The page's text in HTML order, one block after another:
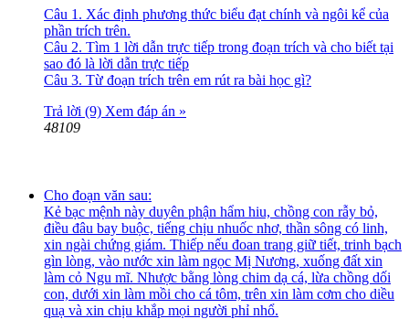
Câu 1. Xác định phương thức biểu đạt chính và ngôi kể của
phần trích trên.
Câu 2. Tìm 1 lời dẫn trực tiếp trong đoạn trích và cho biết tại
sao đó là lời dẫn trực tiếp
Câu 3. Từ đoạn trích trên em rút ra bài học gì?
Trả lời (9) Xem đáp án »
48109
Cho đoạn văn sau:
Kẻ bạc mệnh này duyên phận hẩm hiu, chồng con rẫy bỏ,
điều đâu bay buộc, tiếng chịu nhuốc nhơ, thần sông có linh,
xin ngài chứng giám. Thiếp nếu đoan trang giữ tiết, trinh bạch
gìn lòng, vào nước xin làm ngọc Mị Nương, xuống đất xin
làm cỏ Ngu mĩ. Nhược bằng lòng chim dạ cá, lừa chồng dối
con, dưới xin làm mồi cho cá tôm, trên xin làm cơm cho diều
quạ và xin chịu khắp mọi người phỉ nhổ.